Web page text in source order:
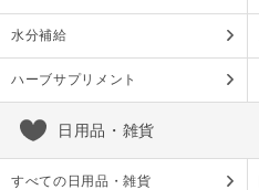
水分補給
ハーブサプリメント
日用品・雑貨
すべての日用品・雑貨